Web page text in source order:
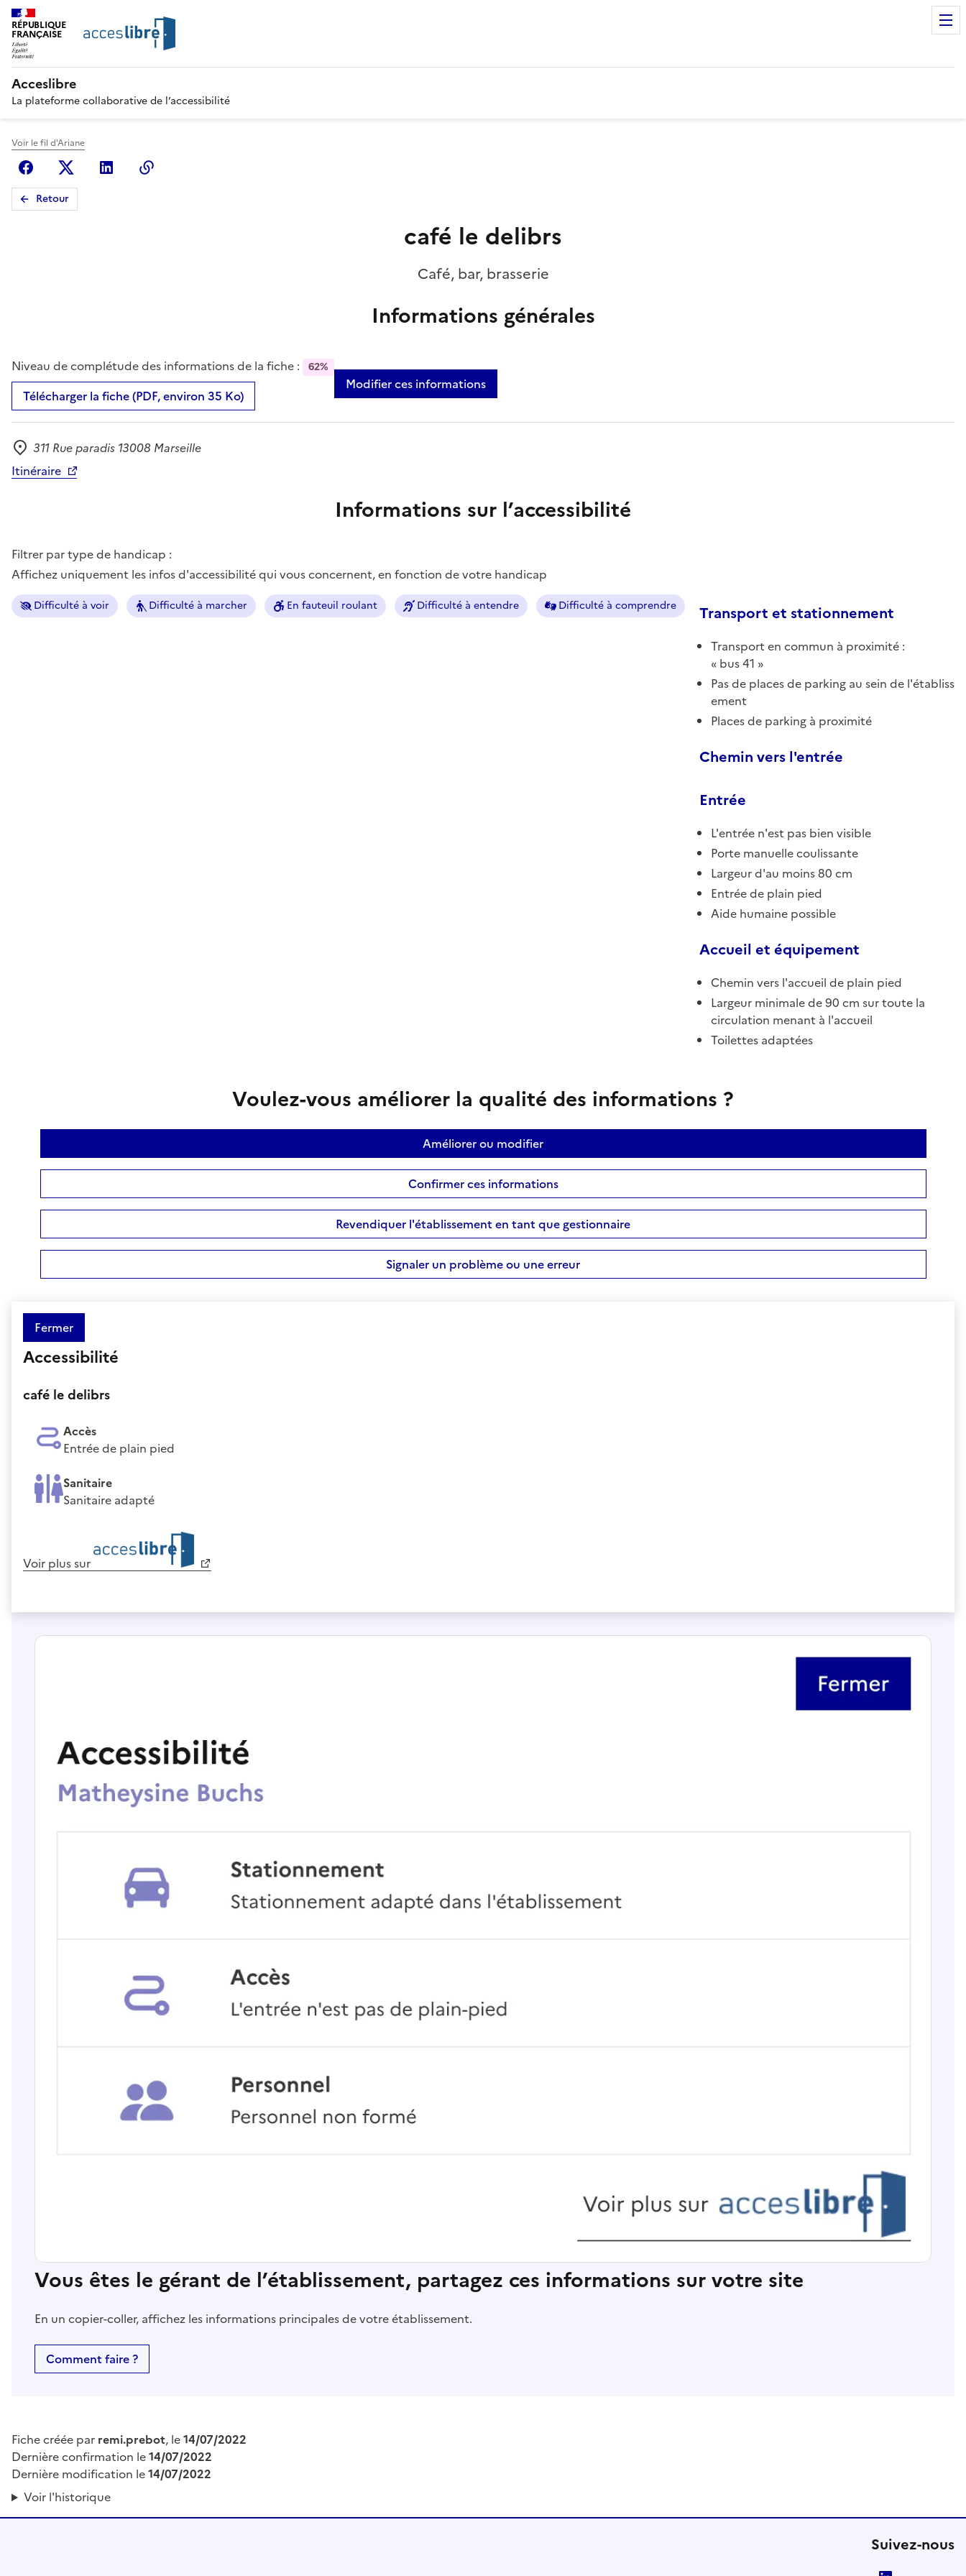
RÉPUBLIQUE
FRANÇAISE
Acceslibre
La plateforme collaborative de l’accessibilité
Voir le fil d'Ariane
FacebookX (anciennement Twitter)
Linkedin
Retour
café le delibrs
Café, bar, brasserie
Informations générales
Niveau de complétude des informations de la fiche : 62%
Télécharger la fiche (PDF, environ 35 Ko)
Modifier ces informations
Adresse
311 Rue paradis 13008 Marseille
Itinéraire
Informations sur l’accessibilité
Filtrer par type de handicap :
Affichez uniquement les infos d'accessibilité qui vous concernent, en fonction de votre handicap
Difficulté à voir Difficulté à marcher En fauteuil roulant Difficulté à entendre Difficulté à comprendre Transport et stationnement
Transport en commun à proximité :
bus 41
Pas de places de parking au sein de l'établiss
ement
Places de parking à proximité
Chemin vers l'entrée
Entrée
L'entrée n'est pas bien visible
Porte manuelle coulissante
Largeur d'au moins 80 cm
Entrée de plain pied
Aide humaine possible
Accueil et équipement
Chemin vers l'accueil de plain pied
Largeur minimale de 90 cm sur toute la
circulation menant à l'accueil
Toilettes adaptées
Voulez-vous améliorer la qualité des informations ?
Améliorer ou modifier
Confirmer ces informations
Revendiquer l'établissement en tant que gestionnaire
Signaler un problème ou une erreur
Fermer
Accessibilité
café le delibrs
Accès
Entrée de plain pied
Sanitaire
Sanitaire adapté
Voir plus sur
Vous êtes le gérant de l’établissement, partagez ces informations sur votre site
En un copier-coller, affichez les informations principales de votre établissement.
Comment faire ?
Fiche créée par remi.prebot, le14/07/2022
Dernière confirmation le14/07/2022
Dernière modification le14/07/2022
Voir l'historique
Suivez-nous